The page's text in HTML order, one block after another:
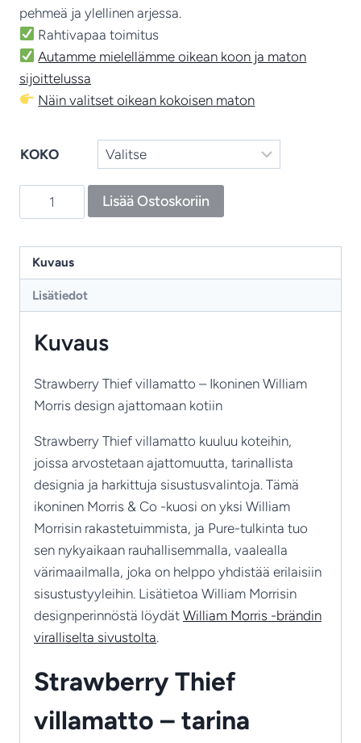
pehmeä ja ylellinen arjessa.
Rahtivapaa toimitus
Autamme mielellämme oikean koon ja maton
sijoittelussa
Näin valitset oikean kokoisen maton
KOKO
Strawberry
villamatto,
ikoninen
‑design
ajattomaan
sisustukseen
määrä
Lisää Ostoskoriin
Kuvaus
Lisätiedot
Kuvaus
Strawberry Thief villamatto – Ikoninen William
Morris design ajattomaan kotiin
Strawberry Thief villamatto kuuluu koteihin,
joissa arvostetaan ajattomuutta, tarinallista
designia ja harkittuja sisustusvalintoja. Tämä
ikoninen Morris & Co -kuosi on yksi William
Morrisin rakastetuimmista, ja Pure-tulkinta tuo
sen nykyaikaan rauhallisemmalla, vaalealla
värimaailmalla, joka on helppo yhdistää erilaisiin
sisustustyyleihin. Lisätietoa William Morrisin
designperinnöstä löydät William Morris -brändin
viralliselta sivustolta.
Strawberry Thief
villamatto – tarina